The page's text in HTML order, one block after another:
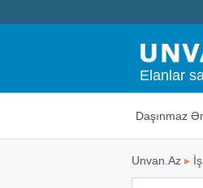
Elanlar
Daşınmaz
Unvan.Az ▸